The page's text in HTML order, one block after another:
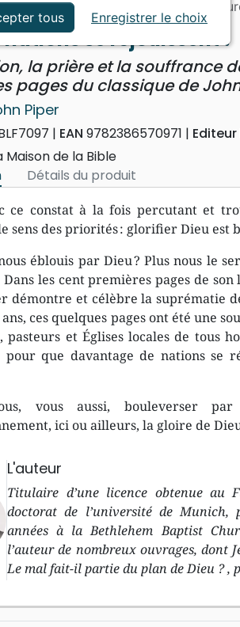
Événements actuels
dans la mission - Les 100
nations se réjouissent !
la prière et la souffrance
pages du classique de
Piper
EAN 9782386570971 Editeur
Maison de la Bible
Détails du produit
ce constat à la fois percutant et
sens des priorités : glorifier Dieu est
éblouis par Dieu ? Plus nous le
les cent premières pages de
démontre et célèbre la suprématie
ces quelques pages ont été une
pasteurs et Églises locales de tous
pour que davantage de nations se
vous, vous aussi, bouleverser
ici ou ailleurs, la gloire de
L'auteur
Titulaire d’une licence obtenue au
doctorat de l’université de Munich,
années à la Bethlehem Baptist
l’auteur de nombreux ouvrages, dont
Le mal fait-il partie du plan de Dieu ? ,
tous Enregistrer le choix